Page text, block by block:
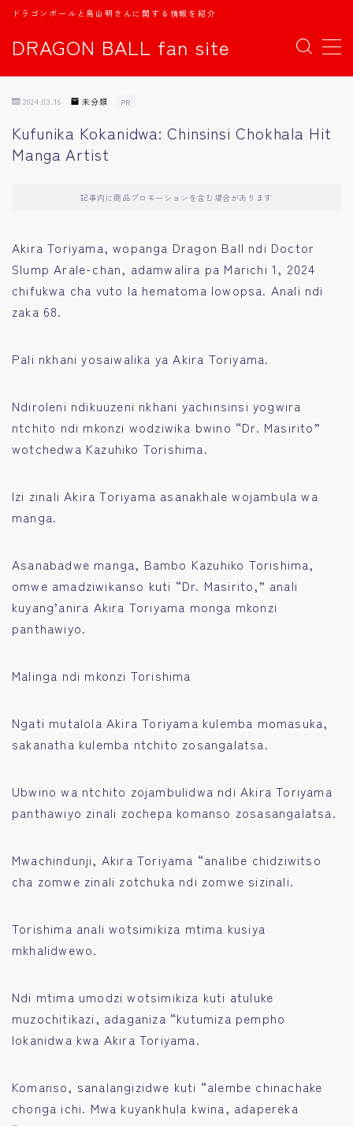
DRAGON BALL fan site
ドラゴンボールと鳥山明さんに関する情報を紹介
MENU
TOPページ
日本語
中文
Español
2024.03.16 未分類 PR
Kufunika Kokanidwa: Chinsinsi Chokhala Hit
Manga Artist
記事内に商品プロモーションを含む場合があります
Akira Toriyama, wopanga Dragon Ball ndi Doctor
Slump Arale-chan, adamwalira pa Marichi 1, 2024
chifukwa cha vuto la hematoma lowopsa. Anali ndi
zaka 68.
Pali nkhani yosaiwalika ya Akira Toriyama.
Ndiroleni ndikuuzeni nkhani yachinsinsi yogwira
ntchito ndi mkonzi wodziwika bwino “Dr. Masirito”
wotchedwa Kazuhiko Torishima.
Izi zinali Akira Toriyama asanakhale wojambula wa
manga.
Asanabadwe manga, Bambo Kazuhiko Torishima,
omwe amadziwikanso kuti “Dr. Masirito,” anali
kuyang’anira Akira Toriyama monga mkonzi
panthawiyo.
Malinga ndi mkonzi Torishima
Ngati mutalola Akira Toriyama kulemba momasuka,
sakanatha kulemba ntchito zosangalatsa.
Ubwino wa ntchito zojambulidwa ndi Akira Toriyama
panthawiyo zinali zochepa komanso zosasangalatsa.
Mwachindunji, Akira Toriyama “analibe chidziwitso
cha zomwe zinali zotchuka ndi zomwe sizinali.
Torishima anali wotsimikiza mtima kusiya
mkhalidwewo.
Ndi mtima umodzi wotsimikiza kuti atuluke
muzochitikazi, adaganiza “kutumiza pempho
lokanidwa kwa Akira Toriyama.
Komanso, sanalangizidwe kuti “alembe chinachake
chonga ichi. Mwa kuyankhula kwina, adapereka